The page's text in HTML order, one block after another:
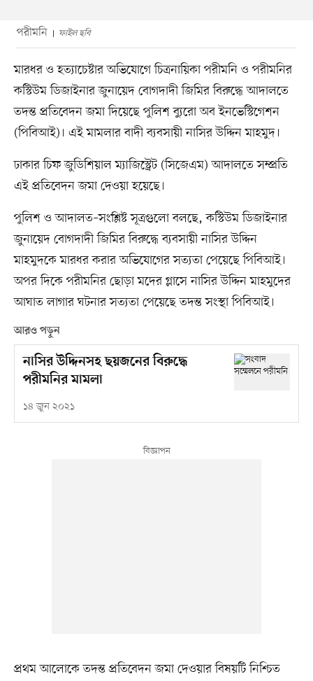
পরীমনি ফাইল ছবি
মারধর ও হত্যাচেষ্টার অভিযোগে চিত্রনায়িকা পরীমনি ও পরীমনির
কস্টিউম ডিজাইনার জুনায়েদ বোগদাদী জিমির বিরুদ্ধে আদালতে
তদন্ত প্রতিবেদন জমা দিয়েছে পুলিশ ব্যুরো অব ইনভেস্টিগেশন
(পিবিআই)। এই মামলার বাদী ব্যবসায়ী নাসির উদ্দিন মাহমুদ।
ঢাকার চিফ জুডিশিয়াল ম্যাজিস্ট্রেট (সিজেএম) আদালতে সম্প্রতি
এই প্রতিবেদন জমা দেওয়া হয়েছে।
পুলিশ ও আদালত–সংশ্লিষ্ট সূত্রগুলো বলছে, কস্টিউম ডিজাইনার
জুনায়েদ বোগদাদী জিমির বিরুদ্ধে ব্যবসায়ী নাসির উদ্দিন
মাহমুদকে মারধর করার অভিযোগের সত্যতা পেয়েছে পিবিআই।
অপর দিকে পরীমনির ছোড়া মদের গ্লাসে নাসির উদ্দিন মাহমুদের
আঘাত লাগার ঘটনার সত্যতা পেয়েছে তদন্ত সংস্থা পিবিআই।
আরও পড়ুন
নাসির উদ্দিনসহ ছয়জনের বিরুদ্ধে
পরীমনির মামলা
১৪ জুন ২০২১
প্রথম আলোকে তদন্ত প্রতিবেদন জমা দেওয়ার বিষয়টি নিশ্চিত